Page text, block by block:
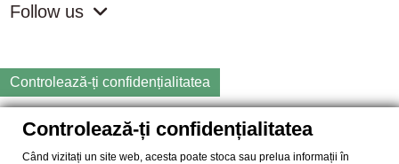
Follow us
Controlează-ți confidențialitatea
Copyright
2026 samdistribution.ro - Magazin online cu Produse
Controlează-ți confidențialitatea
Când vizitați un site web, acesta poate stoca sau prelua informații în